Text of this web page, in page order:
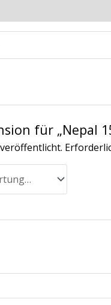
für „Nepal